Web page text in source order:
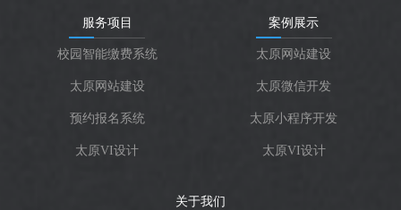
服务项目
校园智能缴费系统
太原网站建设
预约报名系统
太原VI设计
案例展示
太原网站建设
太原微信开发
太原小程序开发
太原VI设计
关于我们